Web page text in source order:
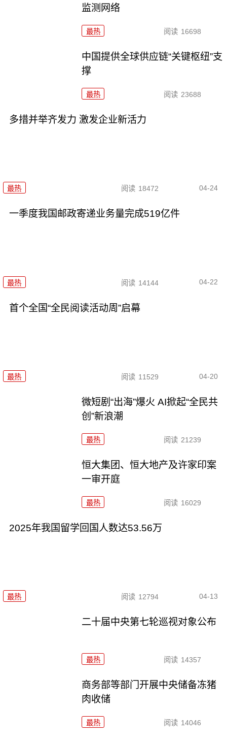
监测网络
最热 阅读 16698
中国提供全球供应链“关键枢纽”支
撑
最热 阅读 23688
多措并举齐发力 激发企业新活力
最热 阅读 18472 04-24
一季度我国邮政寄递业务量完成519亿件
最热 阅读 14144 04-22
首个全国“全民阅读活动周”启幕
最热 阅读 11529 04-20
微短剧“出海”爆火 AI掀起“全民共
创”新浪潮
最热 阅读 21239
恒大集团、恒大地产及许家印案
一审开庭
最热 阅读 16029
2025年我国留学回国人数达53.56万
最热 阅读 12794 04-13
二十届中央第七轮巡视对象公布
最热 阅读 14357
商务部等部门开展中央储备冻猪
肉收储
最热 阅读 14046